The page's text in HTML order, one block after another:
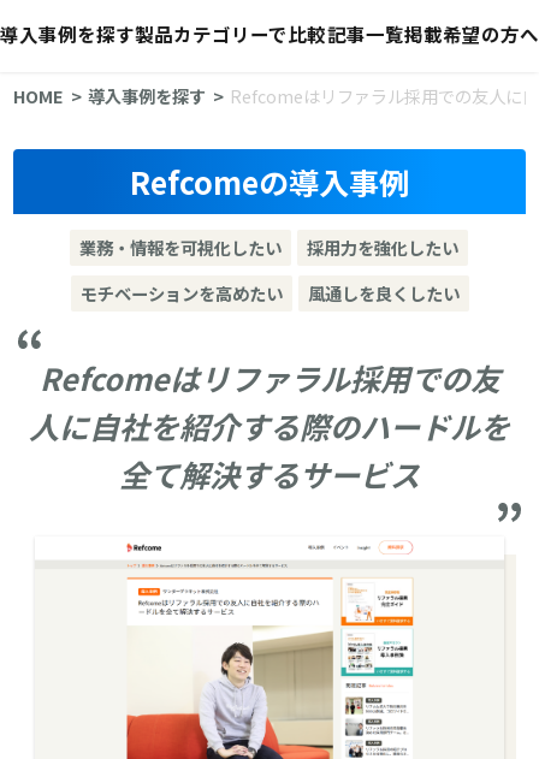
導入事例を探す製品カテゴリーで比較記事一覧掲載希望の方へ
HOME 導入事例を探す Refcomeはリファラル採用での友人に
Refcomeの導入事例
業務・情報を可視化したい
採用力を強化したい
モチベーションを高めたい
風通しを良くしたい
Refcomeはリファラル採用での友
人に自社を紹介する際のハードルを
全て解決するサービス